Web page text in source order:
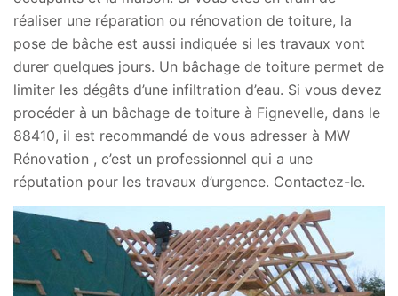
réaliser une réparation ou rénovation de toiture, la
pose de bâche est aussi indiquée si les travaux vont
durer quelques jours. Un bâchage de toiture permet de
limiter les dégâts d’une infiltration d’eau. Si vous devez
procéder à un bâchage de toiture à Fignevelle, dans le
88410, il est recommandé de vous adresser à MW
Rénovation , c’est un professionnel qui a une
réputation pour les travaux d’urgence. Contactez-le.